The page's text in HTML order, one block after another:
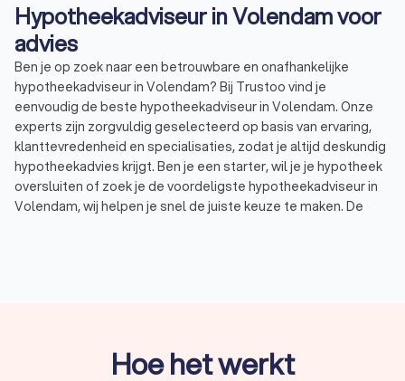
Hypotheekadviseur in Volendam voor
advies
Ben je op zoek naar een betrouwbare en onafhankelijke
hypotheekadviseur in Volendam? Bij Trustoo vind je
eenvoudig de beste hypotheekadviseur in Volendam. Onze
experts zijn zorgvuldig geselecteerd op basis van ervaring,
klanttevredenheid en specialisaties, zodat je altijd deskundig
hypotheekadvies krijgt. Ben je een starter, wil je je hypotheek
oversluiten of zoek je de voordeligste hypotheekadviseur in
Volendam, wij helpen je snel de juiste keuze te maken. De
Wat doet een hypotheekadviseur in
Hoe het werkt